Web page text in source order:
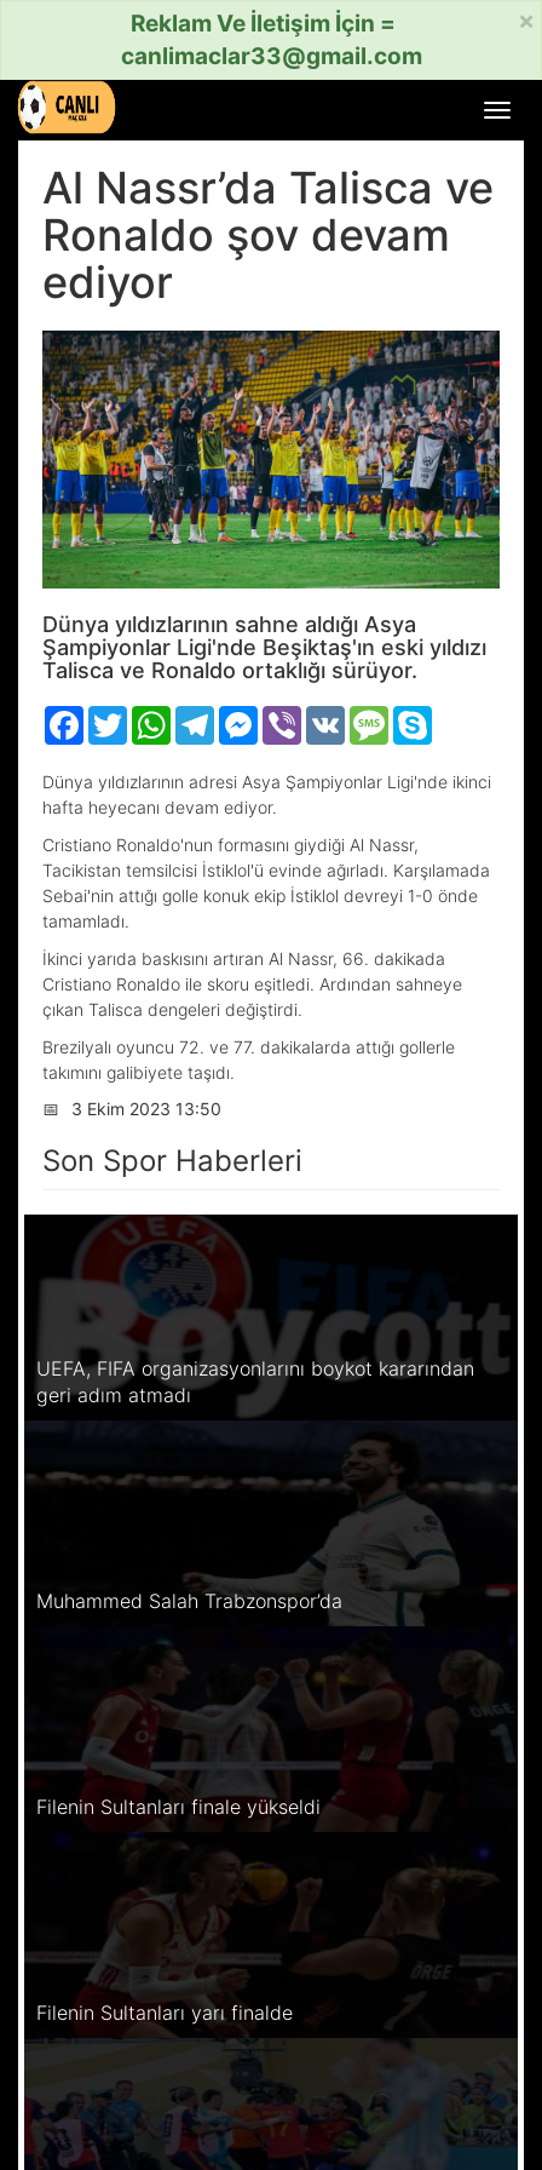
×
Reklam Ve İletişim İçin =
canlimaclar33@gmail.com
aç
Al Nassr’da Talisca ve
Ronaldo şov devam
ediyor
Dünya yıldızlarının sahne aldığı Asya
Şampiyonlar Ligi'nde Beşiktaş'ın eski yıldızı
Talisca ve Ronaldo ortaklığı sürüyor.
Facebook
TwitterWhatsAppTelegramMessenger
Viber VK Message
Dünya yıldızlarının adresi Asya Şampiyonlar Ligi'nde ikinci
hafta heyecanı devam ediyor.
Cristiano Ronaldo'nun formasını giydiği Al Nassr,
Tacikistan temsilcisi İstiklol'ü evinde ağırladı. Karşılamada
Sebai'nin attığı golle konuk ekip İstiklol devreyi 1-0 önde
tamamladı.
İkinci yarıda baskısını artıran Al Nassr, 66. dakikada
Cristiano Ronaldo ile skoru eşitledi. Ardından sahneye
çıkan Talisca dengeleri değiştirdi.
Brezilyalı oyuncu 72. ve 77. dakikalarda attığı gollerle
takımını galibiyete taşıdı.
📅
3 Ekim 2023 13:50
Son Spor Haberleri
UEFA, FIFA organizasyonlarını boykot kararından
geri adım atmadı
Muhammed Salah Trabzonspor’da
Filenin Sultanları finale yükseldi
Filenin Sultanları yarı finalde